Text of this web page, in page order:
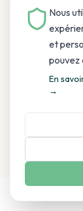
Nous
et
pouvez
En
→